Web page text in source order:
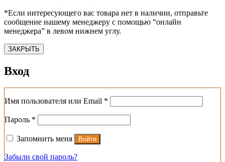
*Если интересующего вас товара нет в наличии, отправьте
сообщение нашему менеджеру с помощью “онлайн
менеджера” в левом нижнем углу.
ЗАКРЫТЬ
Вход
Имя пользователя или Email *
Пароль *
Запомнить меня Войти
Забыли свой пароль?